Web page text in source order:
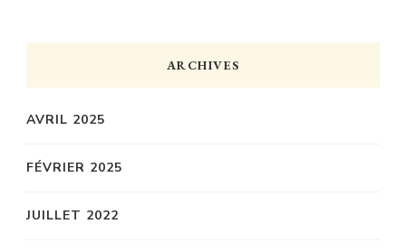
ARCHIVES
AVRIL 2025
FÉVRIER 2025
JUILLET 2022